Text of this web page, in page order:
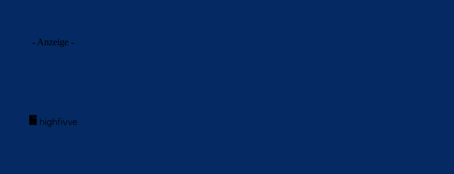
- Anzeige -